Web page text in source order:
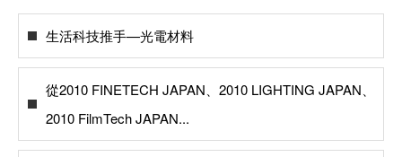
生活科技推手—光電材料
從2010 FINETECH JAPAN、2010 LIGHTING JAPAN、
2010 FilmTech JAPAN...